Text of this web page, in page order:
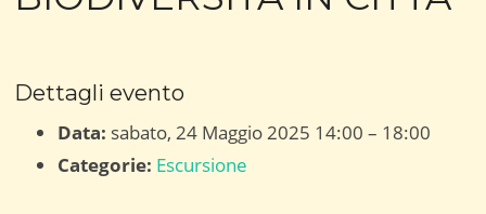
Dettagli evento
Data: sabato, 24 Maggio 2025 14:00 – 18:00
Categorie: Escursione